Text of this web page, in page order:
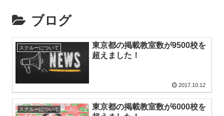
ブログ
スクルーについて
東京都の掲載教室数が9500校を
超えました！
2017.10.12
スクルーについて
東京都の掲載教室数が6000校を